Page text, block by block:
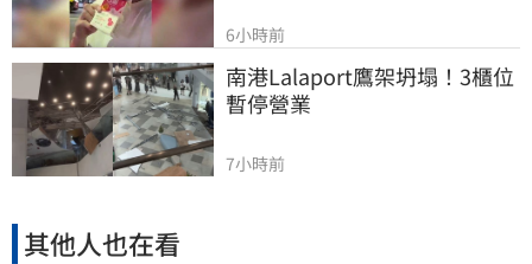
6小時前
南港Lalaport鷹架坍塌！3櫃位
暫停營業
7小時前
其他人也在看